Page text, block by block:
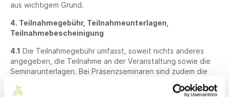
aus wichtigem Grund.
4. Teilnahmegebühr, Teilnahmeunterlagen,
Teilnahmebescheinigung
4.1 Die Teilnahmegebühr umfasst, soweit nichts anderes
angegeben, die Teilnahme an der Veranstaltung sowie die
Seminarunterlagen. Bei Präsenzseminaren sind zudem die
4.2Bei den angegebenen Teilnahmegebühren (auch